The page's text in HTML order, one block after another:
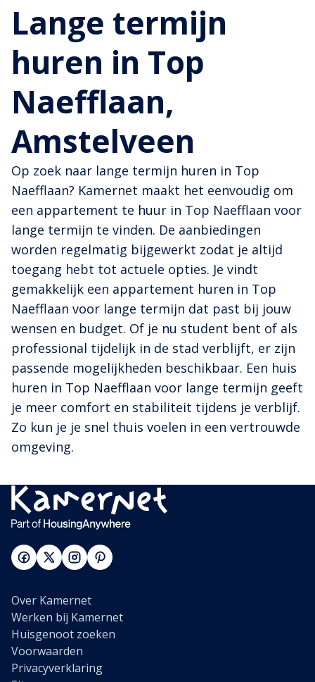
Lange termijn
huren in Top
Naefflaan,
Amstelveen
Op zoek naar lange termijn huren in Top
Naefflaan? Kamernet maakt het eenvoudig om
een appartement te huur in Top Naefflaan voor
lange termijn te vinden. De aanbiedingen
worden regelmatig bijgewerkt zodat je altijd
toegang hebt tot actuele opties. Je vindt
gemakkelijk een appartement huren in Top
Naefflaan voor lange termijn dat past bij jouw
wensen en budget. Of je nu student bent of als
professional tijdelijk in de stad verblijft, er zijn
passende mogelijkheden beschikbaar. Een huis
huren in Top Naefflaan voor lange termijn geeft
je meer comfort en stabiliteit tijdens je verblijf.
Zo kun je je snel thuis voelen in een vertrouwde
omgeving.
Over Kamernet
Werken bij Kamernet
Huisgenoot zoeken
Voorwaarden
Privacyverklaring